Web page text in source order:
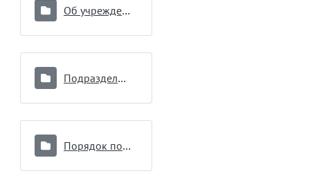
Об учреждении
Подразделения
Порядок подключения к модулю Реципиент